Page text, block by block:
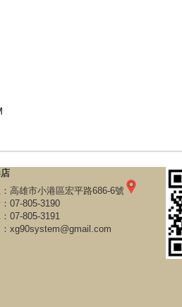
高雄市小港區宏平路686-6號
07-805-3190
07-805-3191
xg90system@gmail.com